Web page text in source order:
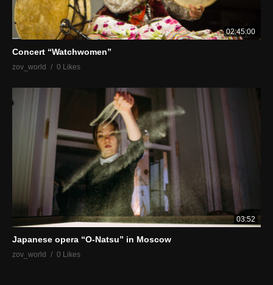
02:45:00
Concert “Watchwomen”
zov_world 0 Likes
03:52
Japanese opera “O-Natsu” in Moscow
zov_world 0 Likes